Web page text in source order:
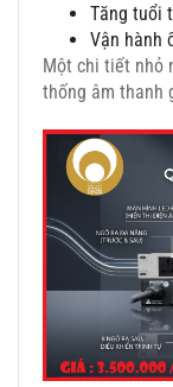
Tăng tuổi
Vận hành
Một chi tiết nhỏ
thống âm thanh